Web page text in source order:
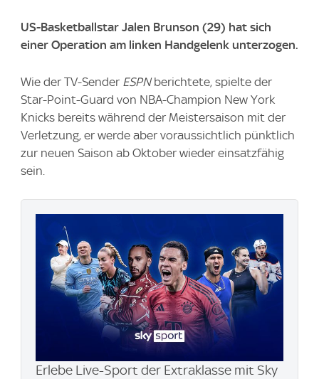
US-Basketballstar Jalen Brunson (29) hat sich
einer Operation am linken Handgelenk unterzogen.
Wie der TV-Sender ESPNberichtete, spielte der
Star-Point-Guard von NBA-Champion New York
Knicks bereits während der Meistersaison mit der
Verletzung, er werde aber voraussichtlich pünktlich
zur neuen Saison ab Oktober wieder einsatzfähig
sein.
Erlebe Live-Sport der Extraklasse mit Sky